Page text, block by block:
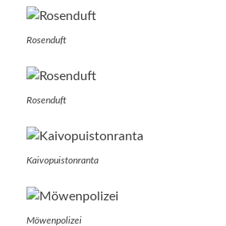
Rosenduft
Rosenduft
Kaivopuistonranta
Möwenpolizei